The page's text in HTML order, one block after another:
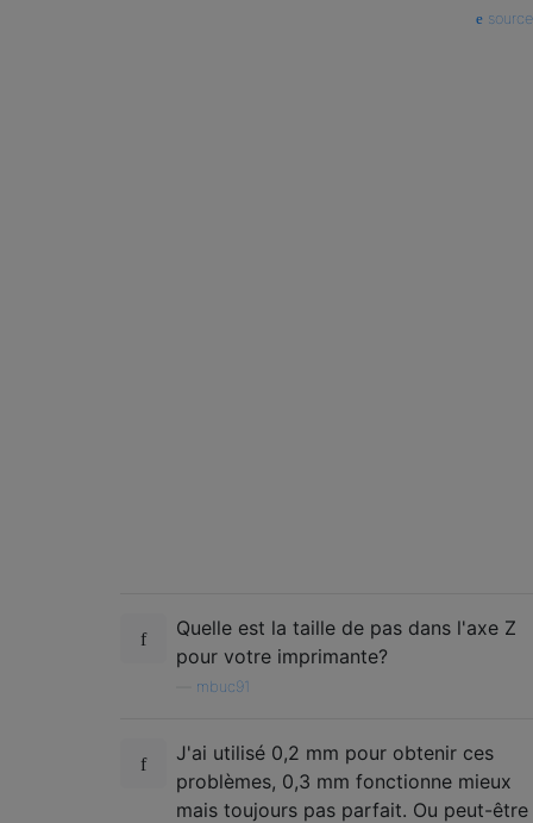
source
Quelle est la taille de pas dans l'axe Z
pour votre imprimante?
mbuc91
J'ai utilisé 0,2 mm pour obtenir ces
problèmes, 0,3 mm fonctionne mieux
mais toujours pas parfait. Ou peut-être